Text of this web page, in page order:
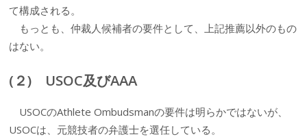
て構成される。
もっとも、仲裁人候補者の要件として、上記推薦以外のもの
はない。
(２) USOC及びAAA
USOCのAthlete Ombudsmanの要件は明らかではないが、
USOCは、元競技者の弁護士を選任している。